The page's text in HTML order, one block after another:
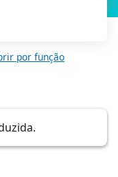
por função